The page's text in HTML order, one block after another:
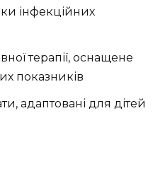
інфекційних
терапії, оснащене
показників
адаптовані для дітей